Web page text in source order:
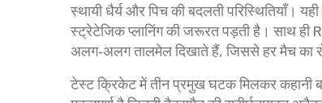
स्थायी धैर्य और पिच की बदलती परिस्थितियाँ।
स्ट्रेटेजिक प्लानिंग की जरूरत पड़ती है। साथ ही
अलग‑अलग तालमेल दिखाते हैं, जिससे हर मैच का
टेस्ट क्रिकेट में तीन प्रमुख घटक मिलकर कहानी